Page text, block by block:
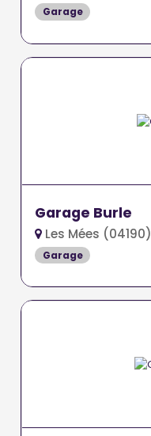
Garage
Garage Burle
Les Mées (04190)
Garage